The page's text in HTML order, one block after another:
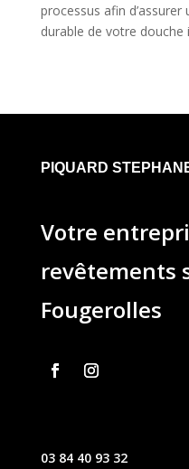
processus afin
durable de votre douche
PIQUARD
Votre
revêtements
Fougerolles
03 84 40 93 32